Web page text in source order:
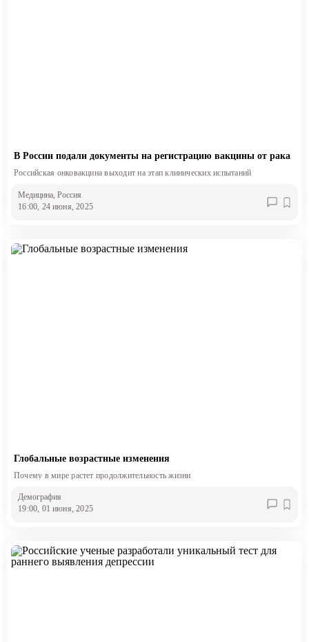
В России подали документы на регистрацию вакцины от рака
Российская онковакцина выходит на этап клинических испытаний
Медицина, Россия
16:00, 24 июня, 2025
Глобальные возрастные изменения
Почему в мире растет продолжительность жизни
Демография
19:00, 01 июня, 2025